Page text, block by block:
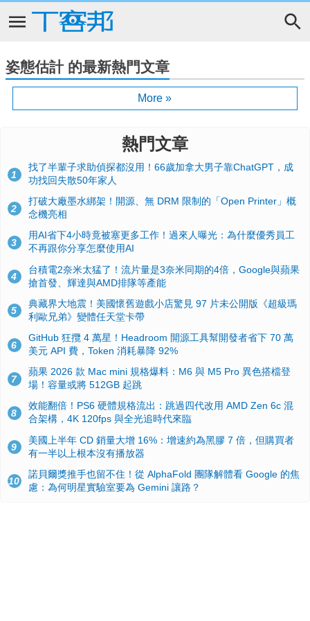
姿態估計 的最新熱門文章
More »
熱門文章
1
找了半輩子求助偵探都沒用！66歲加拿大男子靠ChatGPT，成
功找回失散50年家人
2
打破大廠墨水綁架！開源、無 DRM 限制的「Open Printer」概
念機亮相
3
用AI省下4小時竟被塞更多工作！過來人曝光：為什麼優秀員工
不再跟你分享怎麼使用AI
4
台積電2奈米太猛了！流片量是3奈米同期的4倍，Google與蘋果
搶首發、輝達與AMD排隊等產能
5
典藏界大地震！美國懷舊遊戲小店驚見 97 片未公開版《超級瑪
利歐兄弟》變體任天堂卡帶
6
GitHub 狂攬 4 萬星！Headroom 開源工具幫開發者省下 70 萬
美元 API 費，Token 消耗暴降 92%
7
蘋果 2026 款 Mac mini 規格爆料：M6 與 M5 Pro 異色搭檔登
場！容量或將 512GB 起跳
8
效能翻倍！PS6 硬體規格流出：跳過四代改用 AMD Zen 6c 混
合架構，4K 120fps 與全光追時代來臨
9
美國上半年 CD 銷量大增 16%：增速約為黑膠 7 倍，但購買者
有一半以上根本沒有播放器
10
諾貝爾獎推手也留不住！從 AlphaFold 團隊解體看 Google 的焦
慮：為何明星實驗室要為 Gemini 讓路？